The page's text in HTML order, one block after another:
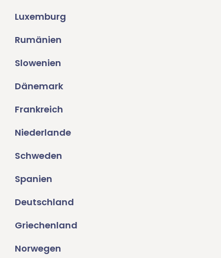
Luxemburg
Rumänien
Slowenien
Dänemark
Frankreich
Niederlande
Schweden
Spanien
Deutschland
Griechenland
Norwegen